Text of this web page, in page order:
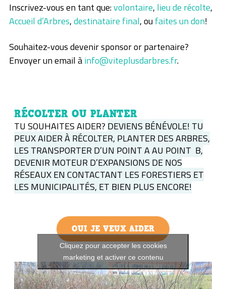
Inscrivez-vous en tant que:volontaire, lieu de récolte,
Accueil d’Arbres,destinataire final, oufaites un don!
Souhaitez-vous devenir sponsor or partenaire?
Envoyer un email àinfo@viteplusdarbres.fr.
RÉCOLTER OU PLANTER
TU SOUHAITES AIDER? DEVIENS BÉNÉVOLE! TU
PEUX AIDER À RÉCOLTER, PLANTER DES ARBRES,
LES TRANSPORTER D’UN POINT A AU POINT B,
DEVENIR MOTEUR D’EXPANSIONS DE NOS
RÉSEAUX EN CONTACTANT LES FORESTIERS ET
LES MUNICIPALITÉS, ET BIEN PLUS ENCORE!
OUI JE VEUX AIDER
Cliquez pour accepter les cookies
marketing et activer ce contenu